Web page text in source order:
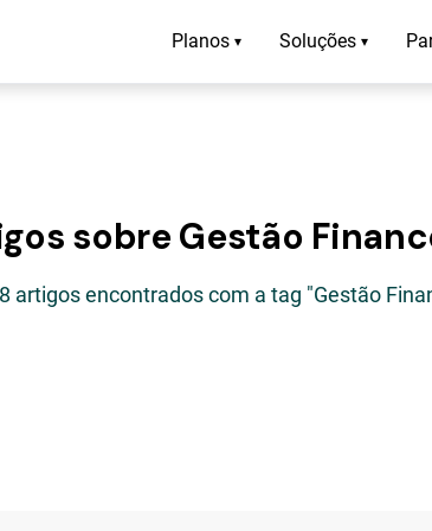
Planos ▾ Soluções ▾
sobre Gestão
artigos encontrados com a tag "Gestão